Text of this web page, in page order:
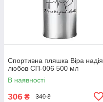
Спортивна пляшка Віра надія
любов СП-006 500 мл
В наявності
306 ₴ 340 ₴